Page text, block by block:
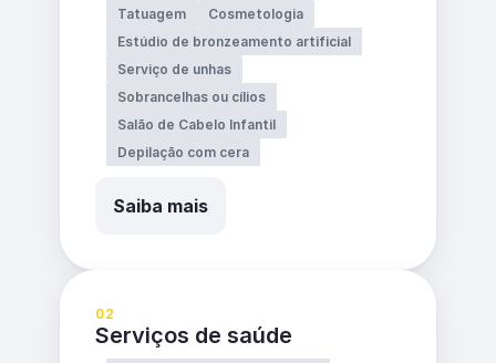
Tatuagem
Cosmetologia
Estúdio de bronzeamento artificial
Serviço de unhas
Sobrancelhas ou cílios
Salão de Cabelo Infantil
Depilação com cera
Saiba mais
02
Serviços de saúde